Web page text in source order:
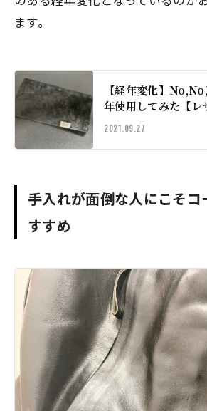
ます。
【経年変化】
年使用してみた【レ
2021.09.27
手入れが面倒な人にこそコ
すすめ